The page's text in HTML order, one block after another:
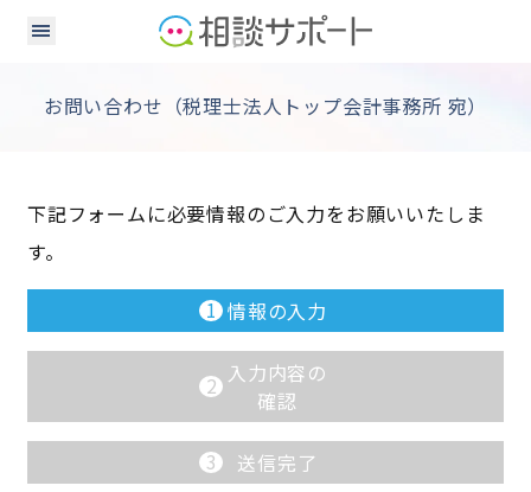
お問い合わせ（税理士法人トップ会計事務所 宛）
下記フォームに必要情報のご入力をお願いいたしま
す。
1 情報の入力
2 入力内容の
確認
3 送信完了